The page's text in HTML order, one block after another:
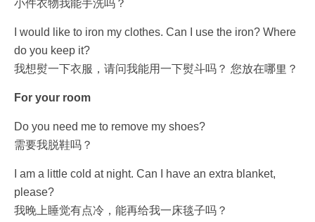
小件衣物我能手洗吗？
I would like to iron my clothes. Can I use the iron? Where
do you keep it?
我想熨一下衣服，请问我能用一下熨斗吗？ 您放在哪里？
For your room
Do you need me to remove my shoes?
需要我脱鞋吗？
I am a little cold at night. Can I have an extra blanket,
please?
我晚上睡觉有点冷，能再给我一床毯子吗？